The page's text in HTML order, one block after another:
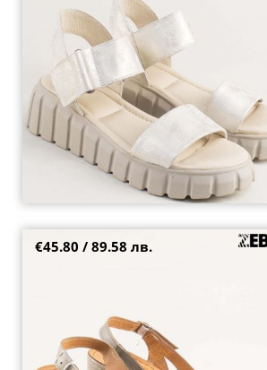
37
Модерни дамски сандали Zebra на ток в
€45.80 / 89.58 лв.